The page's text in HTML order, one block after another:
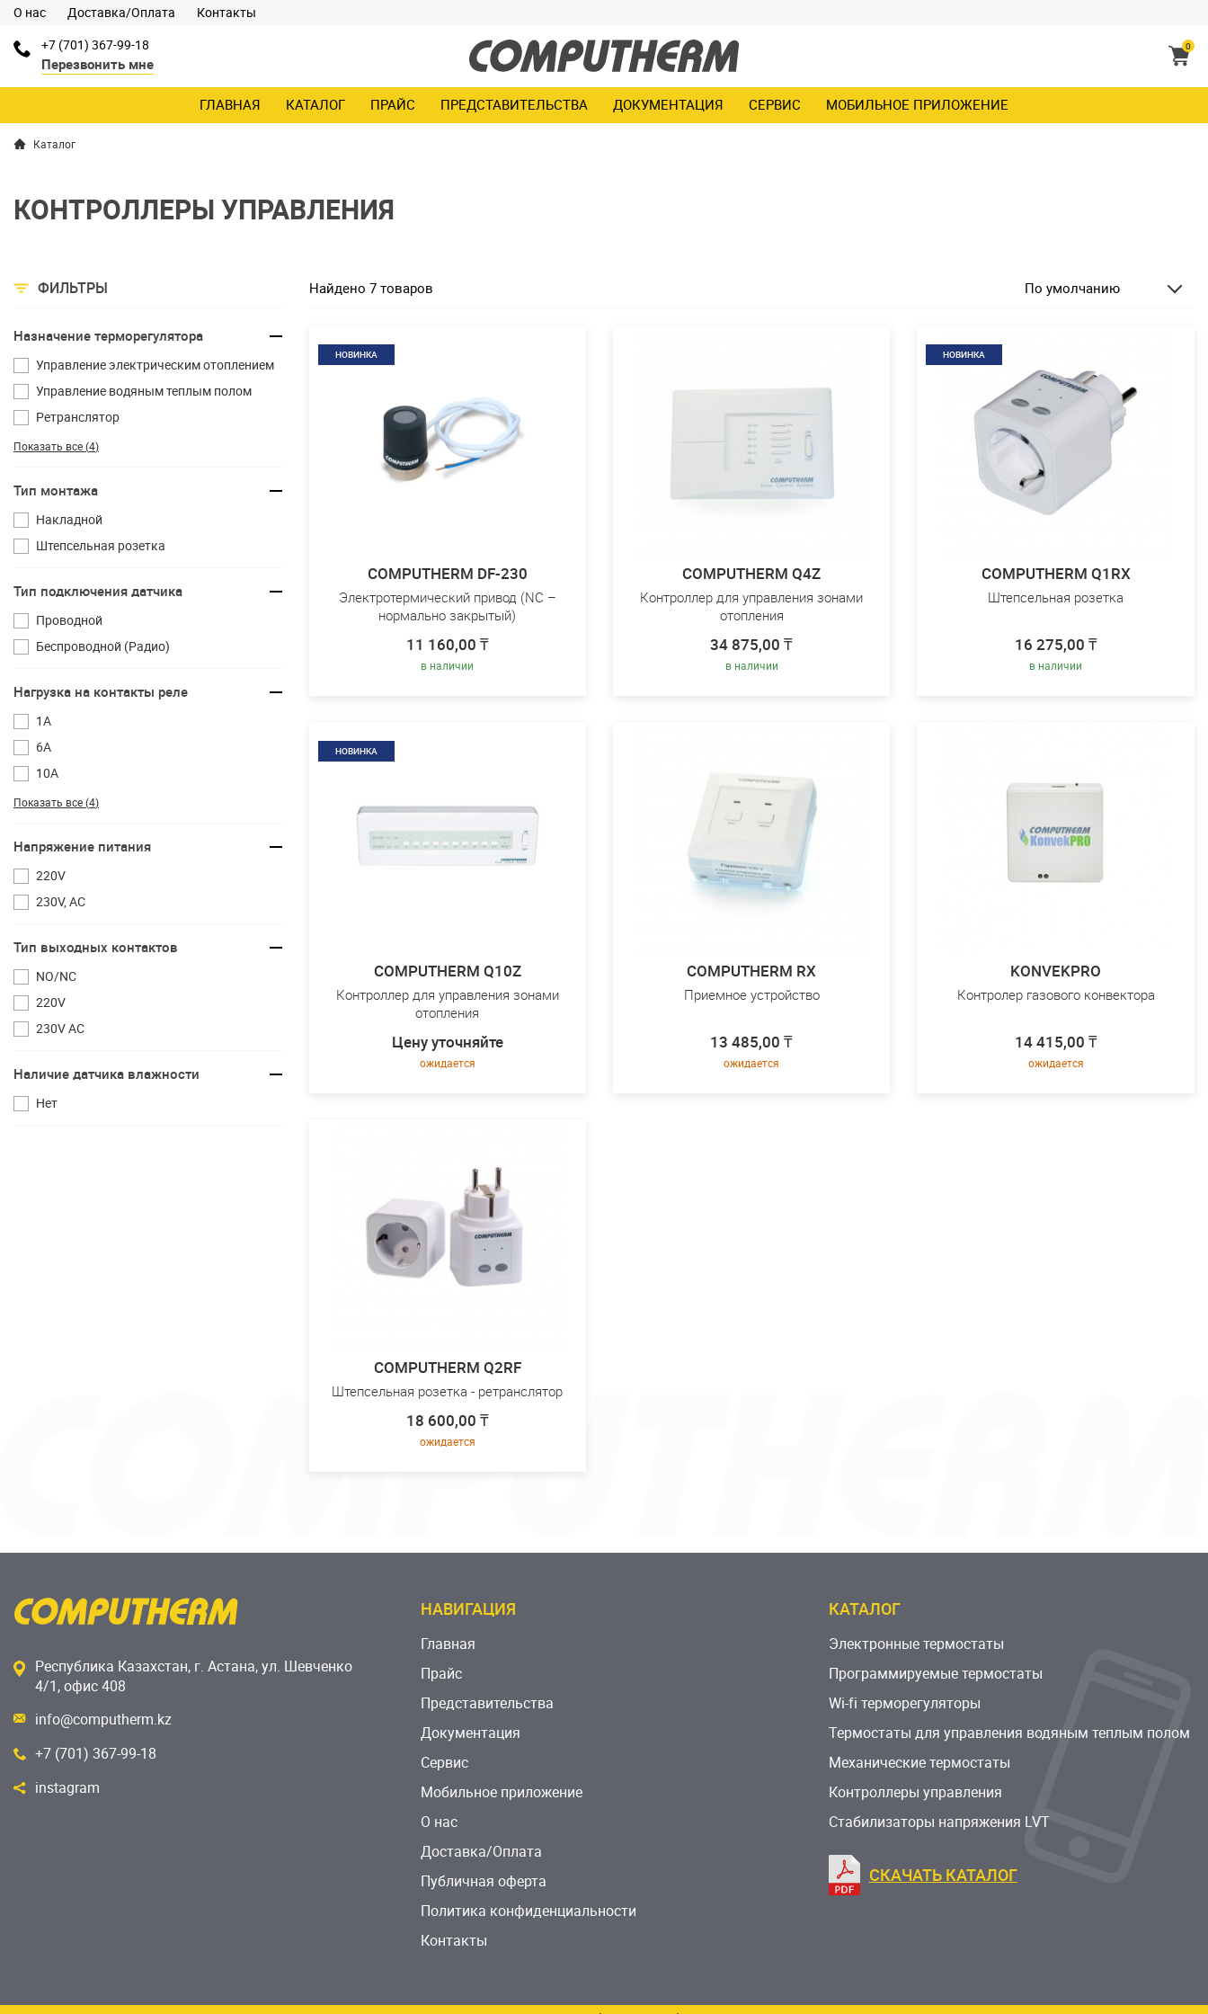
О нас Доставка/Оплата
Контакты
+7 (701) 367-99-18
Перезвонить мне
0
ГЛАВНАЯ КАТАЛОГ ПРАЙС ПРЕДСТАВИТЕЛЬСТВА ДОКУМЕНТАЦИЯ СЕРВИС МОБИЛЬНОЕ ПРИЛОЖЕНИЕ
Каталог
КОНТРОЛЛЕРЫ УПРАВЛЕНИЯ
ФИЛЬТРЫ
Назначение терморегулятора
Управление электрическим отоплением
Управление водяным теплым полом
Ретранслятор
Показать все (4)
Тип монтажа
Накладной
Штепсельная розетка
Тип подключения датчика
Проводной
Беспроводной (Радио)
Нагрузка на контакты реле
1A
6A
10A
Показать все (4)
Напряжение питания
220V
230V, AC
Тип выходных контактов
NO/NC
220V
230V AC
Наличие датчика влажности
Нет
Найдено 7 товаров По умолчанию
НОВИНКА
COMPUTHERM DF-230
Электротермический привод (NC –
нормально закрытый)
11 160,00 ₸
в наличии
COMPUTHERM Q4Z
Контроллер для управления зонами
отопления
34 875,00 ₸
в наличии
НОВИНКА
COMPUTHERM Q1RX
Штепсельная розетка
16 275,00 ₸
в наличии
НОВИНКА
COMPUTHERM Q10Z
Контроллер для управления зонами
отопления
Цену уточняйте
ожидается
COMPUTHERM RX
Приемное устройство
13 485,00 ₸
ожидается
KONVEKPRO
Контролер газового конвектора
14 415,00 ₸
ожидается
COMPUTHERM Q2RF
Штепсельная розетка - ретранслятор
18 600,00 ₸
ожидается
Республика Казахстан, г. Астана, ул. Шевченко
4/1, офис 408
info@computherm.kz
+7 (701) 367-99-18
instagram
НАВИГАЦИЯ
Главная
Прайс
Представительства
Документация
Сервис
Мобильное приложение
О нас
Доставка/Оплата
Публичная оферта
Политика конфиденциальности
Контакты
КАТАЛОГ
Электронные термостаты
Программируемые термостаты
Wi-fi терморегуляторы
Термостаты для управления водяным теплым полом
Механические термостаты
Контроллеры управления
Стабилизаторы напряжения LVT
СКАЧАТЬ КАТАЛОГ